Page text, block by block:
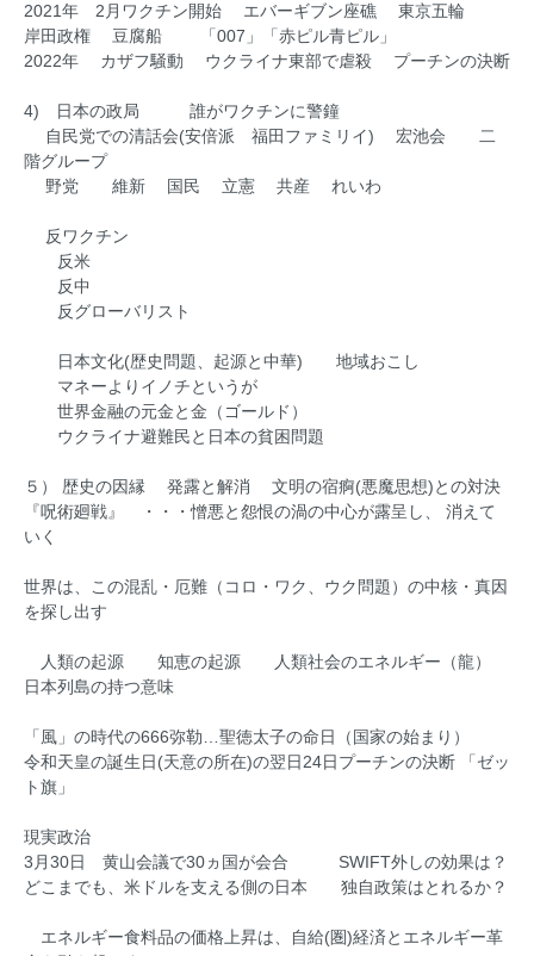
2021年 2月ワクチン開始 エバーギブン座礁 東京五輪
岸田政権 豆腐船 「007」「赤ピル青ピル」
2022年 カザフ騒動 ウクライナ東部で虐殺 プーチンの決断
4) 日本の政局 誰がワクチンに警鐘
自民党での清話会(安倍派 福田ファミリイ) 宏池会 二
階グループ
野党 維新 国民 立憲 共産 れいわ
反ワクチン
反米
反中
反グローバリスト
日本文化(歴史問題、起源と中華) 地域おこし
マネーよりイノチというが
世界金融の元金と金（ゴールド）
ウクライナ避難民と日本の貧困問題
５） 歴史の因縁 発露と解消 文明の宿痾(悪魔思想)との対決
『呪術廻戦』 ・・・憎悪と怨恨の渦の中心が露呈し、 消えて
いく
世界は、この混乱・厄難（コロ・ワク、ウク問題）の中核・真因
を探し出す
人類の起源 知恵の起源 人類社会のエネルギー（龍）
日本列島の持つ意味
「風」の時代の666弥勒…聖徳太子の命日（国家の始まり）
令和天皇の誕生日(天意の所在)の翌日24日プーチンの決断 「ゼッ
ト旗」
現実政治
3月30日 黄山会議で30ヵ国が会合 SWIFT外しの効果は？
どこまでも、米ドルを支える側の日本 独自政策はとれるか？
エネルギー食料品の価格上昇は、自給(圏)経済とエネルギー革